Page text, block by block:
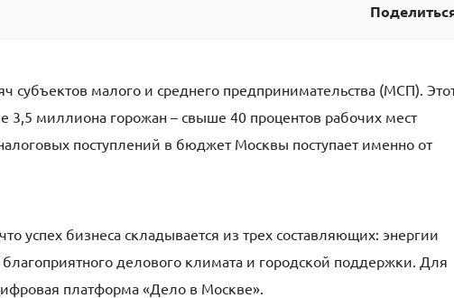
субъектов малого и среднего предпринимательства (МСП).
3,5 миллиона горожан – свыше 40 процентов рабочих мест
поступлений в бюджет Москвы поступает именно от
успех бизнеса складывается из трех составляющих: энергии
делового климата и городской поддержки. Для
платформа «Дело в Москве».